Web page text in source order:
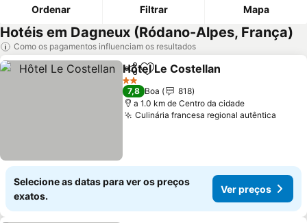
Ordenar Filtrar Mapa
Hotéis em Dagneux (Ródano-Alpes, França)
Como os pagamentos influenciam os resultados
PartilharAdicionar aos favoritos
Hôtel Le Costellan
2 Estrelas
7,8 Boa
818
a 1.0 km de Centro da cidade
Culinária francesa regional autêntica
Selecione as datas para ver os preços
exatos.
Ver preços